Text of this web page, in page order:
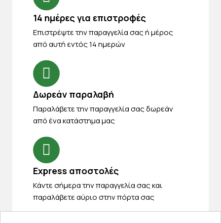
14 ημέρες για επιστροφές
Eπιστρέψτε την παραγγελία σας ή μέρος
από αυτή εντός 14 ημερών
Δωρεάν παραλαβή
Παραλάβετε την παραγγελία σας δωρεάν
από ένα κατάστημα μας
Express αποστολές
Κάντε σήμερα την παραγγελία σας και
παραλάβετε αύριο στην πόρτα σας